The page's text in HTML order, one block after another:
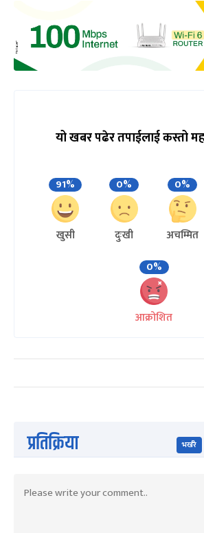
यो खबर पढेर तपाईलाई कस्तो
91%
खुसी
0%
दुःखी
0%
अचम्मित
0%
आक्रोशित
प्रतिक्रिया भर्खरै